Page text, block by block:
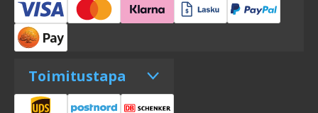
Toimitustapa